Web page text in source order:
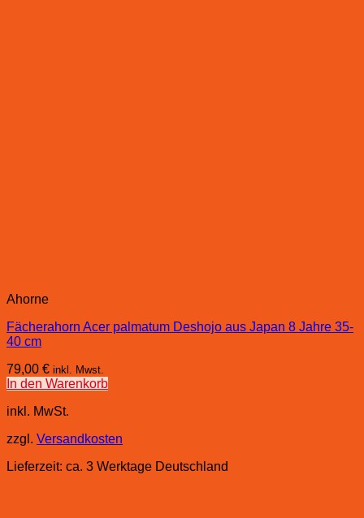
Ahorne
Fächerahorn Acer palmatum Deshojo aus Japan 8 Jahre 35-
40 cm
79,00 € inkl. Mwst.
In den Warenkorb
inkl. MwSt.
zzgl. Versandkosten
Lieferzeit: ca. 3 Werktage Deutschland